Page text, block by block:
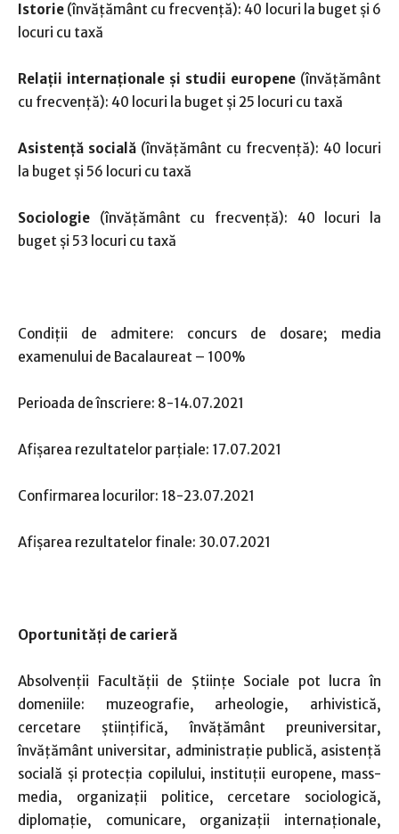
Istorie (învăţământ cu frecvență): 40 locuri la buget şi 6
locuri cu taxă
Relaţii internaţionale şi studii europene (învăţământ
cu frecvență): 40 locuri la buget şi 25 locuri cu taxă
Asistenţă socială (învăţământ cu frecvență): 40 locuri
la buget şi 56 locuri cu taxă
Sociologie (învăţământ cu frecvență): 40 locuri la
buget şi 53 locuri cu taxă
Condiții de admitere: concurs de dosare; media
examenului de Bacalaureat – 100%
Perioada de înscriere: 8-14.07.2021
Afişarea rezultatelor parțiale: 17.07.2021
Confirmarea locurilor: 18-23.07.2021
Afişarea rezultatelor finale: 30.07.2021
Oportunități de carieră
Absolvenții Facultății de Științe Sociale pot lucra în
domeniile: muzeografie, arheologie, arhivistică,
cercetare științifică, învățământ preuniversitar,
învățământ universitar, administrație publică, asistență
socială și protecția copilului, instituții europene, mass-
media, organizații politice, cercetare sociologică,
diplomație, comunicare, organizații internaționale,